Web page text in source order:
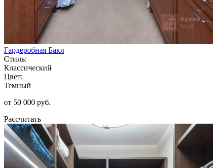
Гардеробная Бакл
Стиль:
Классический
Цвет:
Темный
от 50 000 руб.
Рассчитать